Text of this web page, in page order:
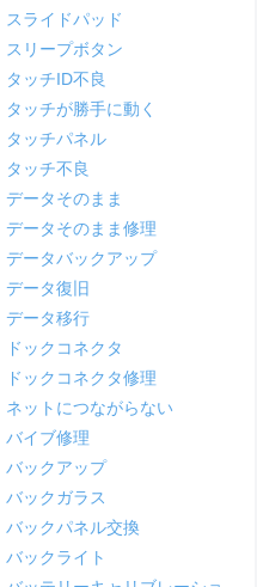
スライドパッド
スリープボタン
タッチID不良
タッチが勝手に動く
タッチパネル
タッチ不良
データそのまま
データそのまま修理
データバックアップ
データ復旧
データ移行
ドックコネクタ
ドックコネクタ修理
ネットにつながらない
バイブ修理
バックアップ
バックガラス
バックパネル交換
バックライト